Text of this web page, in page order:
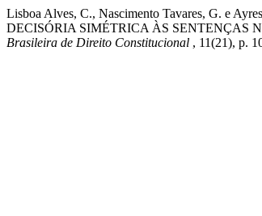
Lisboa Alves, C., Nascimento Tavares, G. e
DECISÓRIA SIMÉTRICA ÀS SENTENÇAS
Brasileira de Direito Constitucional , 11(21), p.